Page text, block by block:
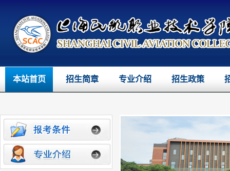
本站首页 招生简章 专业介绍 招生政策